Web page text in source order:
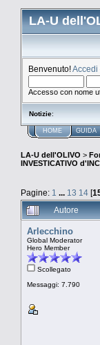
LA-U
Benvenuto!Accedi
Accesso con nome
Notizie:
HOME GUIDA
LA-U dell'OLIVO >
INVESTICATIVO
Pagine: 1 ... 13 14 [
Autore
Arlecchino
Global Moderator
Hero Member
Scollegato
Messaggi: 7.790